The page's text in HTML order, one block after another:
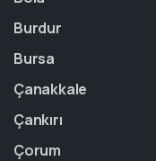
Burdur
Bursa
Çanakkale
Çankırı
Çorum